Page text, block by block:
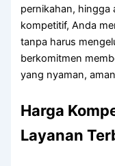
pernikahan, hingga
kompetitif, Anda
tanpa harus
berkomitmen
yang nyaman,
Harga
Layanan